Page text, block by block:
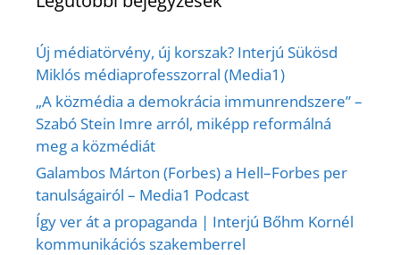
Új médiatörvény, új korszak? Interjú Sükösd
Miklós médiaprofesszorral (Media1)
„A közmédia a demokrácia immunrendszere” –
Szabó Stein Imre arról, miképp reformálná
meg a közmédiát
Galambos Márton (Forbes) a Hell–Forbes per
tanulságairól – Media1 Podcast
Így ver át a propaganda | Interjú Bőhm Kornél
kommunikációs szakemberrel